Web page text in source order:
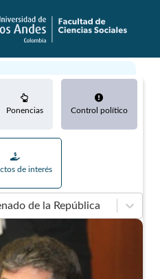
Ponencias Control político
de interés
de la República